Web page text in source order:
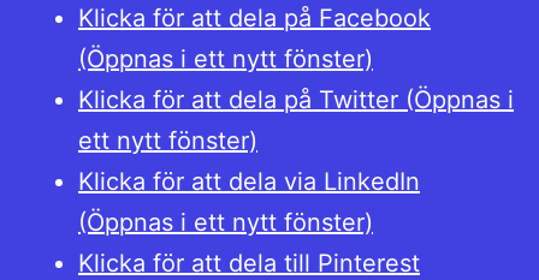
Klicka för att dela på Facebook
(Öppnas i ett nytt fönster)
Klicka för att dela på Twitter (Öppnas i
ett nytt fönster)
Klicka för att dela via LinkedIn
(Öppnas i ett nytt fönster)
Klicka för att dela till Pinterest